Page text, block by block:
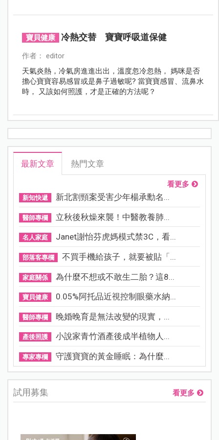
寶貝健康
冷熱交替 寶寶呼吸道保健
作者： editor
天氣炎熱，冷氣房進進出出，溫度忽冷忽熱， 媽咪是否
擔心寶寶容易感冒或是鼻子過敏呢? 當寶寶感冒、流鼻水
時， 又該如何照護，才是正確的方法呢？
最新文章 熱門文章
看更多
新知快遞 新北割頸案受害少年楊承勳名...
醫師專欄 立秋後秋燥來襲！中醫教養肺...
名人家庭 Janet謝怡芬虎媽模式禁3C，看...
部落客專欄 不買手機給孩子，就要被貼「...
家庭關係 為什麼不想或不敢生二胎？這8...
寶貝健康 0.05%阿托品近視控制眼藥水納...
醫師專欄 晚婚晚育是無法改變的現實，...
產後照護 小說家青竹酒產後成半植物人...
專家專欄 守護寶寶的黃金睡眠：為什麼...
試用募集 看更多